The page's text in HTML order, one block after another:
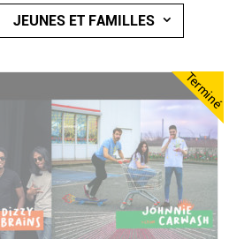
JEUNES ET FAMILLES
Terminé